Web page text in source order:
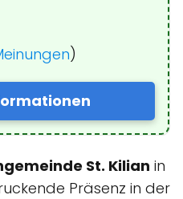
)
St. Kilian in
Präsenz in der